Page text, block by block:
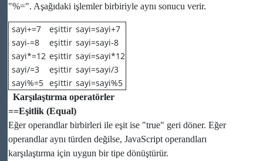
"%=". Aşağıdaki işlemler birbiriyle aynı sonucu verir.
sayi+=7 eşittir sayi=sayi+7
sayi-=8
eşittir sayi=sayi-8
sayi*=12 eşittir sayi=sayi*12
sayi/=3
eşittir sayi=sayi/3
sayi%=5 eşittir sayi=sayi%5
Karşılaştırma operatörler
==Eşitlik (Equal)
Eğer operandlar birbirleri ile eşit ise "true" geri döner. Eğer
operandlar aynı türden değilse, JavaScript operandları
karşılaştırma için uygun bir tipe dönüştürür.